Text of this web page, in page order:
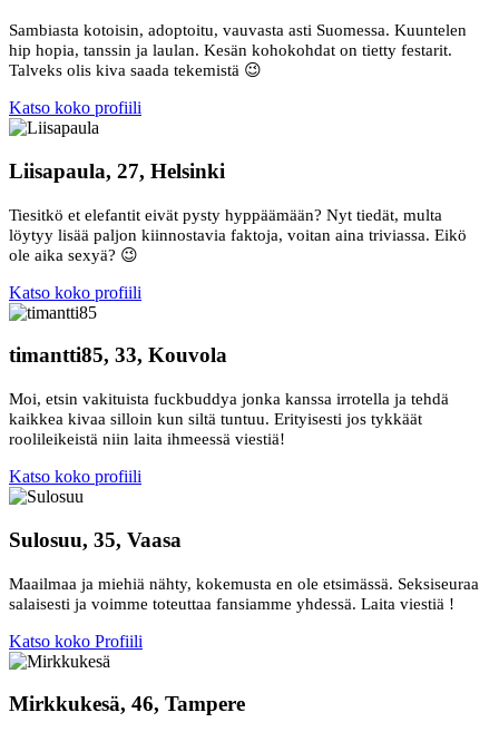
Sambiasta kotoisin, adoptoitu, vauvasta asti Suomessa. Kuuntelen
hip hopia, tanssin ja laulan. Kesän kohokohdat on tietty festarit.
Talveks olis kiva saada tekemistä 😉
Katso koko profiili
Liisapaula, 27, Helsinki
Tiesitkö et elefantit eivät pysty hyppäämään? Nyt tiedät, multa
löytyy lisää paljon kiinnostavia faktoja, voitan aina triviassa. Eikö
ole aika sexyä? 😉
Katso koko profiili
timantti85, 33, Kouvola
Moi, etsin vakituista fuckbuddya jonka kanssa irrotella ja tehdä
kaikkea kivaa silloin kun siltä tuntuu. Erityisesti jos tykkäät
roolileikeistä niin laita ihmeessä viestiä!
Katso koko profiili
Sulosuu, 35, Vaasa
Maailmaa ja miehiä nähty, kokemusta en ole etsimässä. Seksiseuraa
salaisesti ja voimme toteuttaa fansiamme yhdessä. Laita viestiä !
Katso koko Profiili
Mirkkukesä, 46, Tampere